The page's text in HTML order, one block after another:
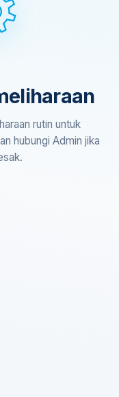
rutin untuk
hubungi Admin jika